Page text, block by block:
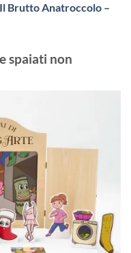
Il Brutto Anatroccolo –
spaiati non